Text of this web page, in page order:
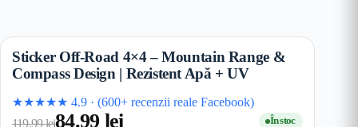
Sticker Off-Road 4×4 – Mountain Range &
Compass Design | Rezistent Apă + UV
★★★★★ 4.9 · (600+ recenzii reale Facebook)
119.99lei84.99 lei În stoc